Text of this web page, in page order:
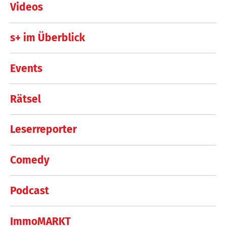
Videos
s+ im Überblick
Events
Rätsel
Leserreporter
Comedy
Podcast
ImmoMARKT